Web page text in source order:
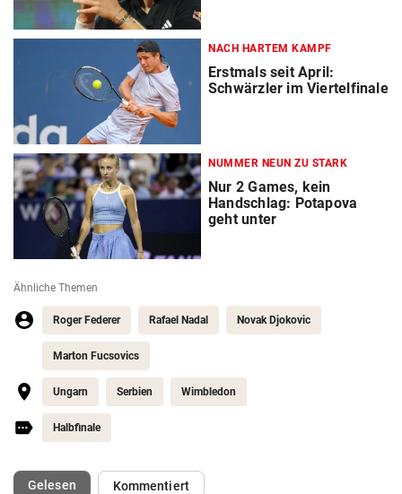
NACH HARTEM KAMPF
Erstmals seit April:
Schwärzler im Viertelfinale
NUMMER NEUN ZU STARK
Nur 2 Games, kein
Handschlag: Potapova
geht unter
Ähnliche Themen
Roger Federer Rafael Nadal Novak Djokovic
Marton Fucsovics
Ungarn Serbien Wimbledon
Halbfinale
Gelesen(ausgewählt)Kommentiert